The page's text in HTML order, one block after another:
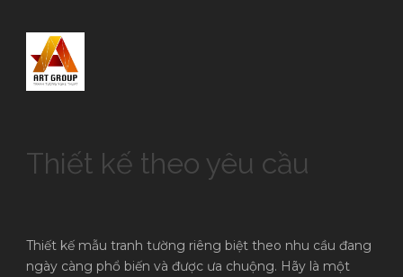
Thiết kế theo yêu cầu
Thiết kế mẫu tranh tường riêng biệt theo nhu cầu đang
ngày càng phổ biến và được ưa chuộng. Hãy là một